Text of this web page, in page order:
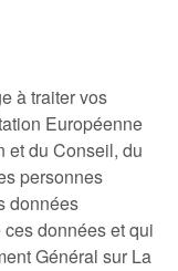
à traiter vos
Européenne
et du Conseil, du
personnes
données
données et qui
Général sur La